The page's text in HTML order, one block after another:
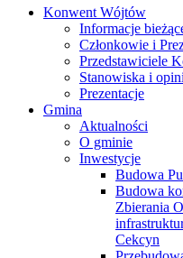
Konwent Wójtów
Informacje
Członkowie i
Przedstawiciele
Stanowiska i
Prezentacje
Gmina
Aktualności
O gminie
Inwestycje
Budowa
Budowa
Zbierania
Cekcyn